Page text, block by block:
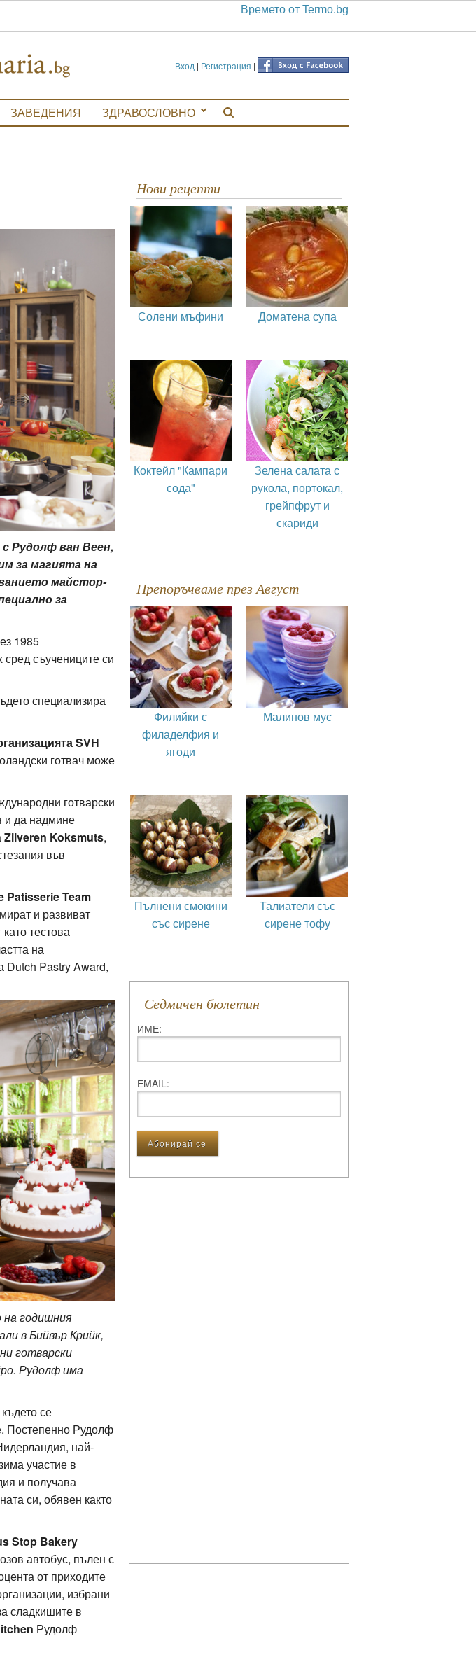
Времето от Termo.bg
Вход | Регистрация |
ЗАВЕДЕНИЯ ЗДРАВОСЛОВНО
Рудолф ван Веен,
за магията на
майстор-
за
1985
съучениците си
специализира
SVH
готвач може
готварски
и да надмине
Zilveren Koksmuts,
във
Patisserie Team
и развиват
тестова
на
Dutch Pastry Award,
на годишния
в Бийвър Крийк,
готварски
Рудолф има
където се
Постепенно Рудолф
най-
участие в
и получава
си, обявен както
Stop Bakery
автобус, пълен с
от приходите
избрани
сладкишите в
Рудолф
Нови рецепти
Солени мъфини Доматена супа
Коктейл "Кампари
сода"
Зелена салата с
рукола, портокал,
грейпфрут и
скариди
Препоръчваме през Август
Филийки с
филаделфия и
ягоди
Малинов мус
Пълнени смокини
със сирене
Талиатели със
сирене тофу
Седмичен бюлетин
ИМЕ:
ЕMAIL: